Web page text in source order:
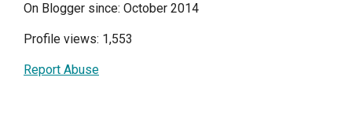
On Blogger since: October 2014
Profile views: 1,553
Report Abuse